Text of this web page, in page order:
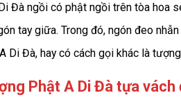
Đà ngồi có phật ngồi trên tòa hoa
tay giữa. Trong đó, ngón đeo
Di Đà, hay có cách gọi khác là
Phật A Di Đà tựa vách